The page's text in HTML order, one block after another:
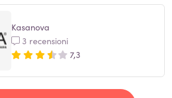
Kasanova
3 recensioni
7,3